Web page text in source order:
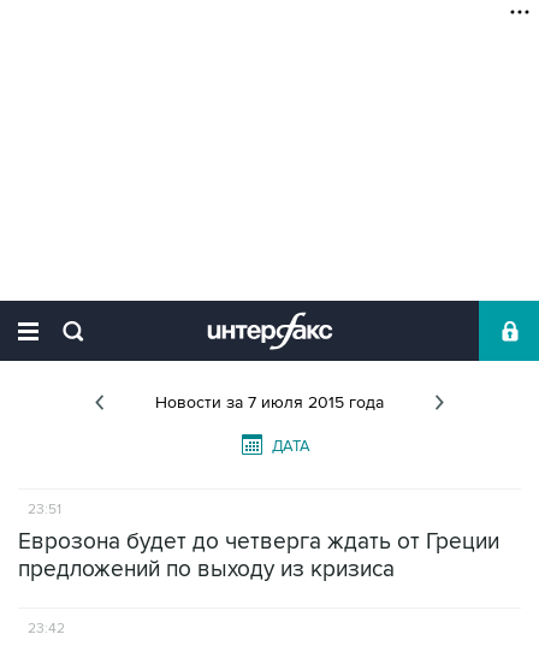
Новости за 7 июля 2015 года
ДАТА
23:51
Еврозона будет до четверга ждать от Греции
предложений по выходу из кризиса
23:42